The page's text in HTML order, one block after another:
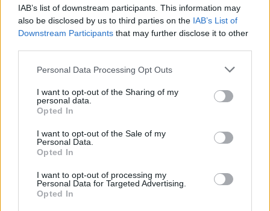
IAB’s list of downstream participants. This information may
also be disclosed by us to third parties on the IAB’s List of
Downstream Participants that may further disclose it to other
Please note that this website/app uses one or more Google
not limited to your visit or usage behaviour. You may click to
grant or deny consent to Google and its third-party tags to
use your data for below specified purposes in below Google
consent section.
Personal Data Processing Opt Outs
I want to opt-out of the Sharing of my
personal data.
Opted In
I want to opt-out of the Sale of my
Personal Data.
Opted In
I want to opt-out of processing my
Personal Data for Targeted Advertising.
Opted In
destinadas a las familias para los servicios de asistencia y
cuidado de niños, discapacitados o personas mayores.
Estos bonos ayudan a cubrir los costos de aprovechar los
16. Tarjeta de compra
En 2024, también se incluye la tarjeta de compras,
accesible para quienes tengan un ISEE inferior a 15 000
valor de 40 euros al mes y se recarga cada 2 meses con un